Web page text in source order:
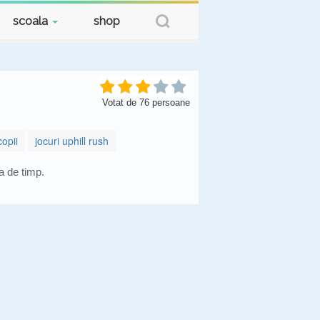
scoala shop
Votat de 76 persoane
jocuri uphill rush
de timp.